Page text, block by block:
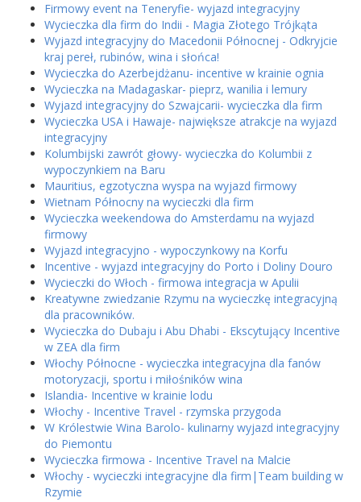
Firmowy event na Teneryfie- wyjazd integracyjny
Wycieczka dla firm do Indii - Magia Złotego Trójkąta
Wyjazd integracyjny do Macedonii Północnej - Odkryjcie
kraj pereł, rubinów, wina i słońca!
Wycieczka do Azerbejdżanu- incentive w krainie ognia
Wycieczka na Madagaskar- pieprz, wanilia i lemury
Wyjazd integracyjny do Szwajcarii- wycieczka dla firm
Wycieczka USA i Hawaje- największe atrakcje na wyjazd
integracyjny
Kolumbijski zawrót głowy- wycieczka do Kolumbii z
wypoczynkiem na Baru
Mauritius, egzotyczna wyspa na wyjazd firmowy
Wietnam Północny na wycieczki dla firm
Wycieczka weekendowa do Amsterdamu na wyjazd
firmowy
Wyjazd integracyjno - wypoczynkowy na Korfu
Incentive - wyjazd integracyjny do Porto i Doliny Douro
Wycieczki do Włoch - firmowa integracja w Apulii
Kreatywne zwiedzanie Rzymu na wycieczkę integracyjną
dla pracowników.
Wycieczka do Dubaju i Abu Dhabi - Ekscytujący Incentive
w ZEA dla firm
Włochy Północne - wycieczka integracyjna dla fanów
motoryzacji, sportu i miłośników wina
Islandia- Incentive w krainie lodu
Włochy - Incentive Travel - rzymska przygoda
W Królestwie Wina Barolo- kulinarny wyjazd integracyjny
do Piemontu
Wycieczka firmowa - Incentive Travel na Malcie
Włochy - wycieczki integracyjne dla firm|Team building w
Rzymie